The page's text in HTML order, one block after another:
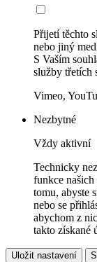
Přijetí těchto
nebo jiný
S Vaším
služby třetích
Vimeo,
Nezbytné
Vždy aktivní
Technicky
funkce
tomu, abyste
nebo se
abychom z
takto získané
Uložit nastavení